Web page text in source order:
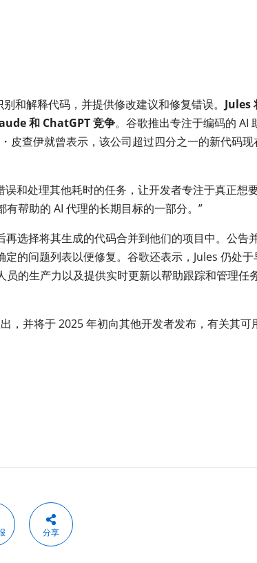
和解释代码，并提供修改建议和修复错误。 Jules
和 ChatGPT 竞争。谷歌推出专注于编码的 AI
查伊就曾表示，该公司超过四分之一的新代码现
和处理其他耗时的任务，让开发者专注于真正想
帮助的 AI 代理的长期目标的一部分。”
选择将其生成的代码合并到他们的项目中。公告
的问题列表以便修复。谷歌还表示，Jules 仍处于
的生产力以及提供实时更新以帮助跟踪和管理任
，并将于 2025 年初向其他开发者发布，有关其可
分享